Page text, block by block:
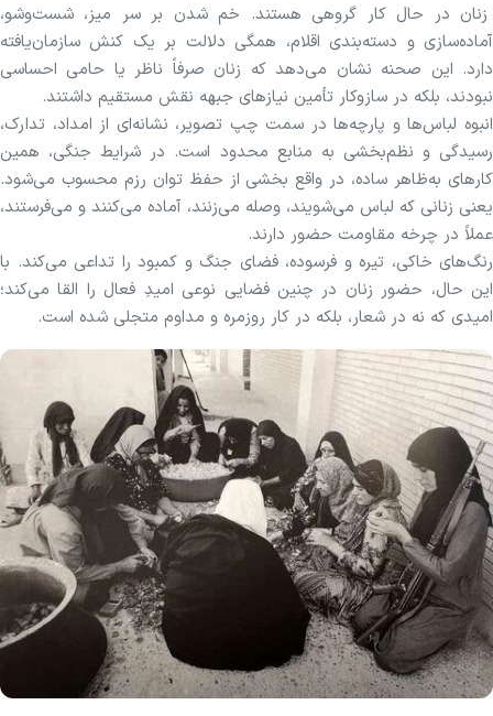
زنان در حال کار گروهی هستند. خم شدن بر سر میز، شست‌وشو،
آماده‌سازی و دسته‌بندی اقلام، همگی دلالت بر یک کنش سازمان‌یافته
دارد. این صحنه نشان می‌دهد که زنان صرفاً ناظر یا حامی احساسی
نبودند، بلکه در سازوکار تأمین نیازهای جبهه نقش مستقیم داشتند.
انبوه لباس‌ها و پارچه‌ها در سمت چپ تصویر، نشانه‌ای از امداد، تدارک،
رسیدگی و نظم‌بخشی به منابع محدود است. در شرایط جنگی، همین
کارهای به‌ظاهر ساده، در واقع بخشی از حفظ توان رزم محسوب می‌شود.
یعنی زنانی که لباس می‌شویند، وصله می‌زنند، آماده می‌کنند و می‌فرستند،
عملاً در چرخه مقاومت حضور دارند.
رنگ‌های خاکی، تیره و فرسوده، فضای جنگ و کمبود را تداعی می‌کند. با
این حال، حضور زنان در چنین فضایی نوعی امیدِ فعال را القا می‌کند؛
امیدی که نه در شعار، بلکه در کار روزمره و مداوم متجلی شده است.